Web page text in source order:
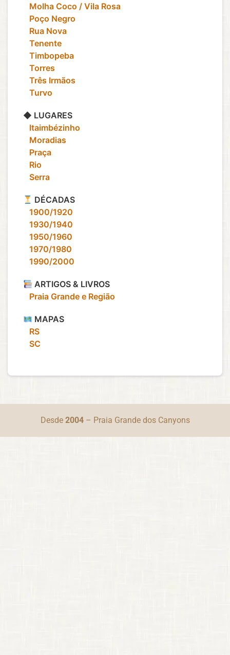
‎ ‎ ‎ Molha Coco / Vila Rosa
‎ ‎ ‎ Poço Negro
‎ ‎ ‎ Rua Nova
‎ ‎ ‎ Tenente
‎ ‎ ‎ Timbopeba
‎ ‎ ‎ Torres
‎ ‎ ‎ Três Irmãos
‎ ‎ ‎ Turvo
◆ LUGARES
‎ ‎ ‎ Itaimbézinho
‎ ‎ ‎ Moradias
‎ ‎ ‎ Praça
‎ ‎ ‎ Rio
‎ ‎ ‎ Serra
DÉCADAS
‎ ‎ ‎ 1900/1920
‎ ‎ ‎ 1930/1940
‎ ‎ ‎ 1950/1960
‎ ‎ ‎ 1970/1980
‎ ‎ ‎ 1990/2000
ARTIGOS & LIVROS
‎ ‎ ‎ Praia Grande e Região
MAPAS
‎ ‎ ‎ RS
‎ ‎ ‎ SC
Desde 2004– Praia Grande dos Canyons